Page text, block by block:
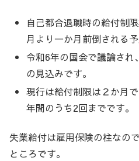
自己都合退職時の給付制
月より一か月前倒される
令和6年の国会で議論され
の見込みです。
現行は給付制限は２か月
年間のうち2回までです。
失業給付は雇用保険の柱なの
ところです。